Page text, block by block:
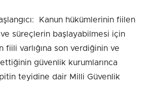
Kanun hükümlerinin fiilen
süreçlerin başlayabilmesi için
fiili varlığına son verdiğinin ve
ettiğinin güvenlik kurumlarınca
teyidine dair Milli Güvenlik